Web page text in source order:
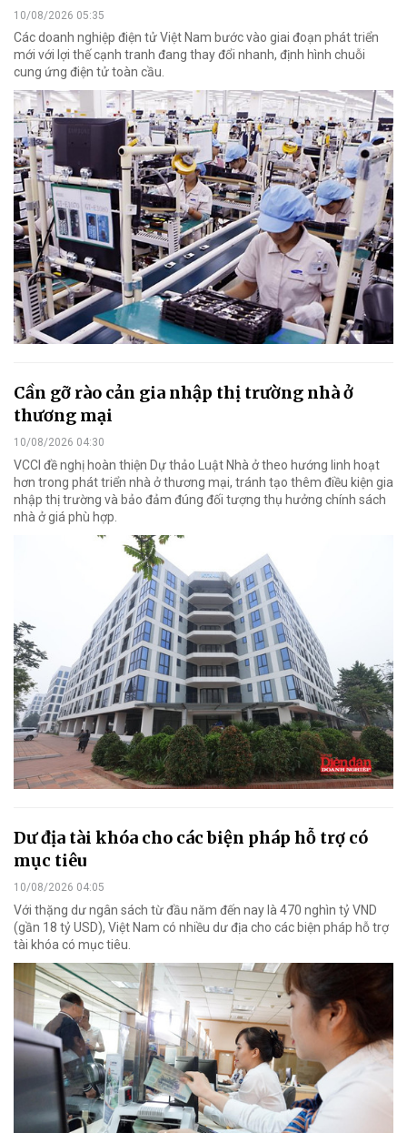
10/08/2026 05:35
Các doanh nghiệp điện tử Việt Nam bước vào giai đoạn phát triển
mới với lợi thế cạnh tranh đang thay đổi nhanh, định hình chuỗi
cung ứng điện tử toàn cầu.
Cần gỡ rào cản gia nhập thị trường nhà ở
thương mại
10/08/2026 04:30
VCCI đề nghị hoàn thiện Dự thảo Luật Nhà ở theo hướng linh hoạt
hơn trong phát triển nhà ở thương mại, tránh tạo thêm điều kiện gia
nhập thị trường và bảo đảm đúng đối tượng thụ hưởng chính sách
nhà ở giá phù hợp.
Dư địa tài khóa cho các biện pháp hỗ trợ có
mục tiêu
10/08/2026 04:05
Với thặng dư ngân sách từ đầu năm đến nay là 470 nghìn tỷ VND
(gần 18 tỷ USD), Việt Nam có nhiều dư địa cho các biện pháp hỗ trợ
tài khóa có mục tiêu.